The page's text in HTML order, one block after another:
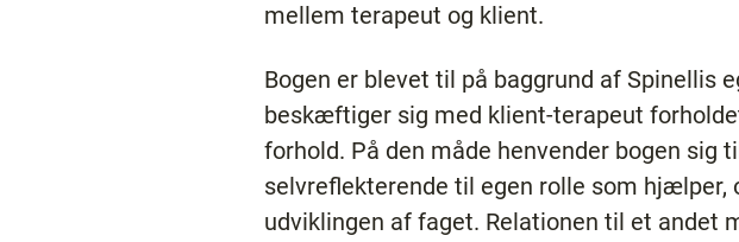
mellem terapeut og klient.
Bogen er blevet til på baggrund af Spinellis
beskæftiger sig med klient-terapeut
forhold. På den måde henvender bogen sig
selvreflekterende til egen rolle som hjælper,
udviklingen af faget. Relationen til et andet